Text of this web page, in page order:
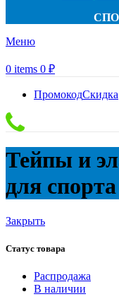
Меню
0 items 0 ₽
ПромокодСкидка
Тейпы и
для
Закрыть
Статус товара
Распродажа
В наличии